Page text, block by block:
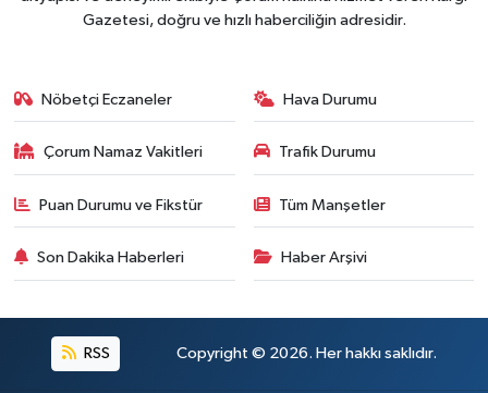
Gazetesi, doğru ve hızlı haberciliğin adresidir.
Nöbetçi Eczaneler Hava Durumu
Çorum Namaz Vakitleri Trafik Durumu
Puan Durumu ve Fikstür Tüm Manşetler
Son Dakika Haberleri Haber Arşivi
RSS Copyright © 2026. Her hakkı saklıdır.